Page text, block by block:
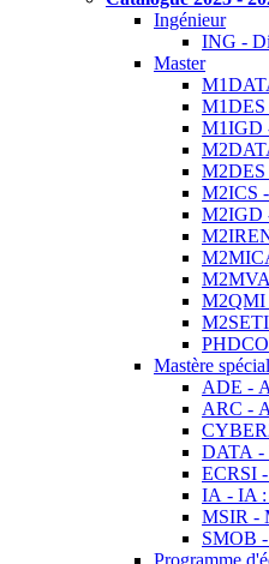
Ingénieur
ING -
Master
M1DES
M1IGD
M2DES
M2ICS
M2IGD
M2QMI
M2SETI
Mastère
ADE -
ARC -
DATA -
ECRSI -
IA - IA :
MSIR -
SMOB
Programme